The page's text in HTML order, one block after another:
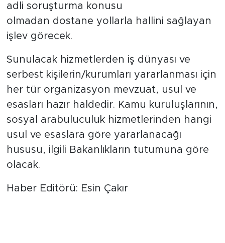
adli soruşturma konusu
olmadan dostane yollarla hallini sağlayan
işlev görecek.
Sunulacak hizmetlerden iş dünyası ve
serbest kişilerin/kurumları yararlanması için
her tür organizasyon mevzuat, usul ve
esasları hazır haldedir. Kamu kuruluşlarının,
sosyal arabuluculuk hizmetlerinden hangi
usul ve esaslara göre yararlanacağı
hususu, ilgili Bakanlıkların tutumuna göre
olacak.
Haber Editörü: Esin Çakır